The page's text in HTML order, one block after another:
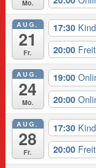
Mo.
AUG.
21
Fr.
17:30
20:00
AUG.
24
Mo.
19:00
20:00
AUG.
28
Fr.
17:30
20:00